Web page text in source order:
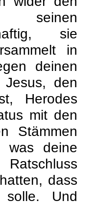
seinen
sie
in
deinen
Jesus, den
Herodes
mit den
Stämmen
was deine
dass
solle. Und